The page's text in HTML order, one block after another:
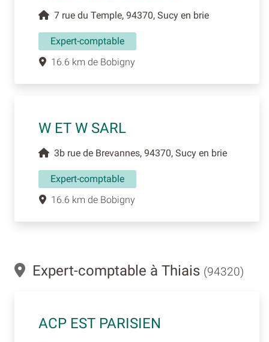
7 rue du Temple, 94370, Sucy en brie
Expert-comptable
16.6 km de Bobigny
W ET W SARL
3b rue de Brevannes, 94370, Sucy en brie
Expert-comptable
16.6 km de Bobigny
Expert-comptable à Thiais (94320)
ACP EST PARISIEN